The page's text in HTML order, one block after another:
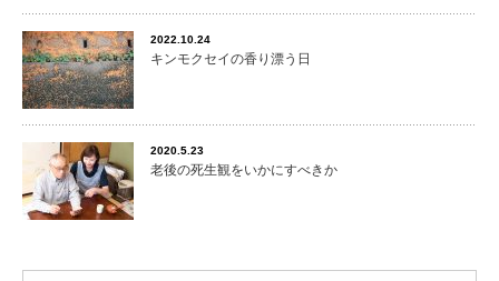
2022.10.24
キンモクセイの香り漂う日
2020.5.23
老後の死生観をいかにすべきか